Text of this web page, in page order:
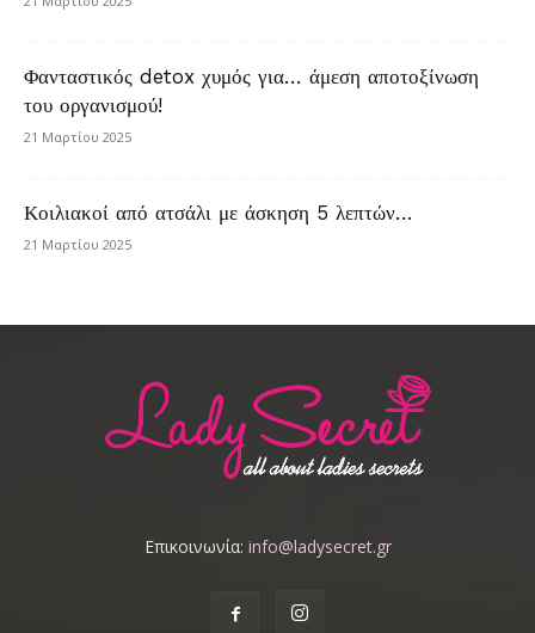
Φανταστικός detox χυμός για… άμεση αποτοξίνωση
του οργανισμού!
21 Μαρτίου 2025
Κοιλιακοί από ατσάλι με άσκηση 5 λεπτών…
21 Μαρτίου 2025
Επικοινωνία: info@ladysecret.gr